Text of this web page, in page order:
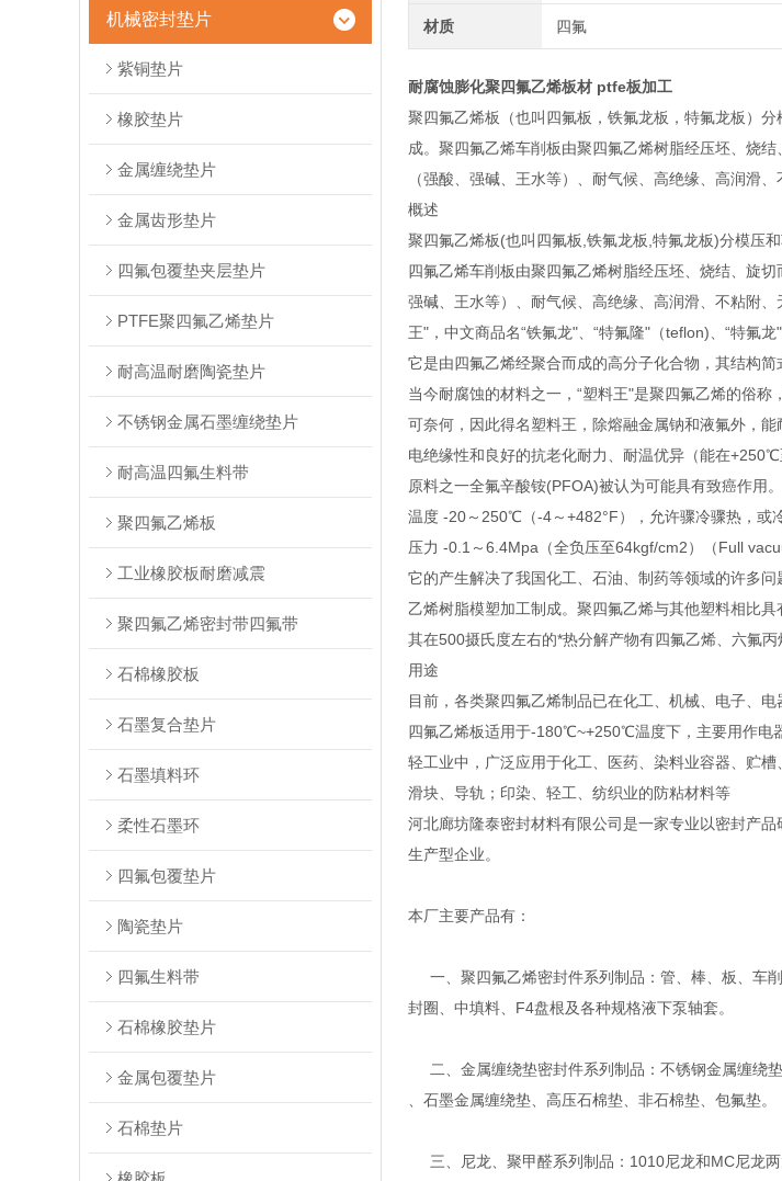
机械密封垫片
紫铜垫片
橡胶垫片
金属缠绕垫片
金属齿形垫片
四氟包覆垫夹层垫片
PTFE聚四氟乙烯垫片
耐高温耐磨陶瓷垫片
不锈钢金属石墨缠绕垫片
耐高温四氟生料带
聚四氟乙烯板
工业橡胶板耐磨减震
聚四氟乙烯密封带四氟带
石棉橡胶板
石墨复合垫片
石墨填料环
柔性石墨环
四氟包覆垫片
陶瓷垫片
四氟生料带
石棉橡胶垫片
金属包覆垫片
石棉垫片
材质 四氟
耐腐蚀膨化聚四氟乙烯板材 ptfe板加工
聚四氟乙烯板（也叫四氟板，铁氟龙板，特氟龙板）
成。聚四氟乙烯车削板由聚四氟乙烯树脂经压坯、烧
（强酸、强碱、王水等）、耐气候、高绝缘、高润滑、
概述
聚四氟乙烯板(也叫四氟板,铁氟龙板,特氟龙板)分模压
四氟乙烯车削板由聚四氟乙烯树脂经压坯、烧结、旋
强碱、王水等）、耐气候、高绝缘、高润滑、不粘附
王"，中文商品名“铁氟龙"、“特氟隆"（teflon)、“特氟龙"
它是由四氟乙烯经聚合而成的高分子化合物，其结构
当今耐腐蚀的材料之一，“塑料王"是聚四氟乙烯的俗
可奈何，因此得名塑料王，除熔融金属钠和液氟外，
电绝缘性和良好的抗老化耐力、耐温优异（能在
原料之一全氟辛酸铵(PFOA)被认为可能具有致癌作用。
温度 -20～250℃（-4～+482°F），允许骤冷骤热，或
压力 -0.1～6.4Mpa（全负压至64kgf/cm2）（Full
它的产生解决了我国化工、石油、制药等领域的许多
乙烯树脂模塑加工制成。聚四氟乙烯与其他塑料相比
其在500摄氏度左右的*热分解产物有四氟乙烯、六氟
用途
目前，各类聚四氟乙烯制品已在化工、机械、电子、
四氟乙烯板适用于-180℃~+250℃温度下，主要用作电
轻工业中，广泛应用于化工、医药、染料业容器、贮
滑块、导轨；印染、轻工、纺织业的防粘材料等
河北廊坊隆泰密封材料有限公司是一家专业以密封产
生产型企业。
本厂主要产品有：
一、聚四氟乙烯密封件系列制品：管、棒、板、车
封圈、中填料、F4盘根及各种规格液下泵轴套。
二、金属缠绕垫密封件系列制品：不锈钢金属缠绕
、石墨金属缠绕垫、高压石棉垫、非石棉垫、包氟垫。
三、尼龙、聚甲醛系列制品：1010尼龙和MC尼龙